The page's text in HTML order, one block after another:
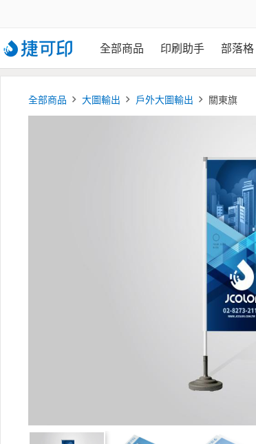
全部商品 印刷助手 部落格
全部商品 大圖輸出 戶外大圖輸出 關東旗